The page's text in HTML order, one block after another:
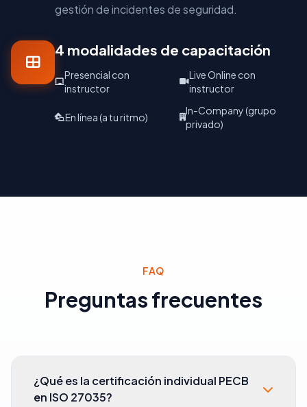
gestión de incidentes de seguridad.
4 modalidades de capacitación
Presencial con
instructor
Live Online con
instructor
En línea (a tu ritmo)
In-Company (grupo
privado)
FAQ
Preguntas frecuentes
¿Qué es la certificación individual PECB
en ISO 27035?